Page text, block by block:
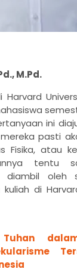
M.Pd.
ini
pasti
Fisika, atau
tentu
diambil oleh
di
Tuhan